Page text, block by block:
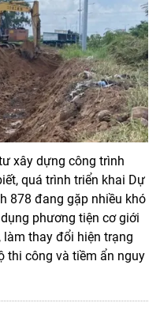
xây dựng công trình
quá trình triển khai Dự
878 đang gặp nhiều khó
phương tiện cơ giới
thay đổi hiện trạng
thi công và tiềm ẩn nguy